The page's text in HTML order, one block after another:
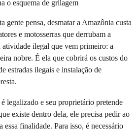
gente pensa, desmatar a Amazônia custa
e motosserras que derrubam a
atividade ilegal que vem primeiro: a
nobre. É ela que cobrirá os custos do
estradas ilegais e instalação de
legalizado e seu proprietário pretende
existe dentro dela, ele precisa pedir ao
essa finalidade. Para isso, é necessário